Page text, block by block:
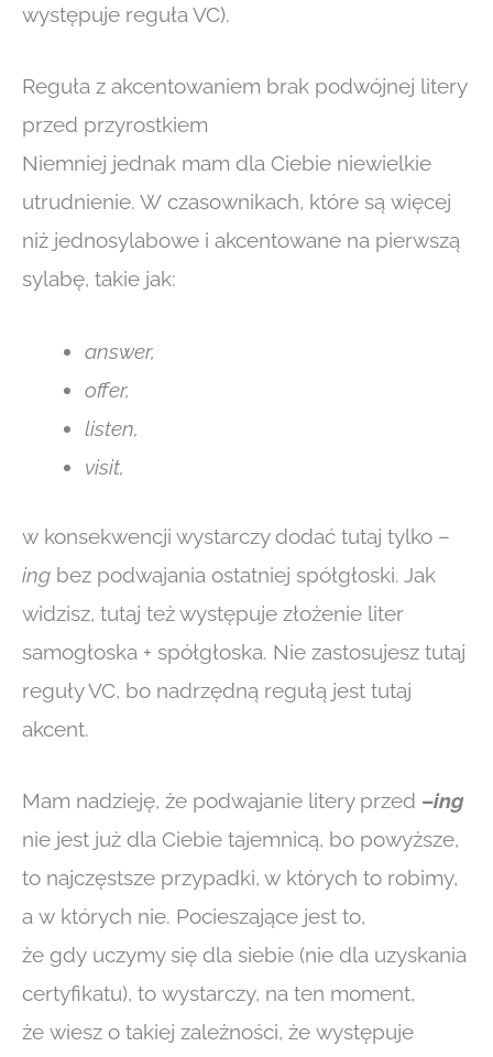
występuje reguła VC).
Reguła z akcentowaniem brak podwójnej litery
przed przyrostkiem
Niemniej jednak mam dla Ciebie niewielkie
utrudnienie. W czasownikach, które są więcej
niż jednosylabowe i akcentowane na pierwszą
sylabę, takie jak:
answer,
offer,
listen,
visit,
w konsekwencji wystarczy dodać tutaj tylko –
ing bez podwajania ostatniej spółgłoski. Jak
widzisz, tutaj też występuje złożenie liter
samogłoska + spółgłoska. Nie zastosujesz tutaj
reguły VC, bo nadrzędną regułą jest tutaj
akcent.
Mam nadzieję, że podwajanie litery przed –ing
nie jest już dla Ciebie tajemnicą, bo powyższe,
to najczęstsze przypadki, w których to robimy,
a w których nie. Pocieszające jest to,
że gdy uczymy się dla siebie (nie dla uzyskania
certyfikatu), to wystarczy, na ten moment,
że wiesz o takiej zależności, że występuje